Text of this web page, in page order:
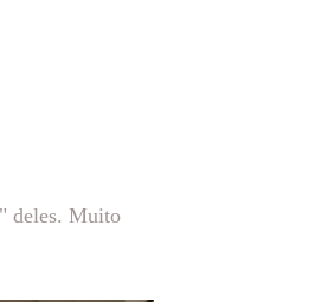
deles. Muito